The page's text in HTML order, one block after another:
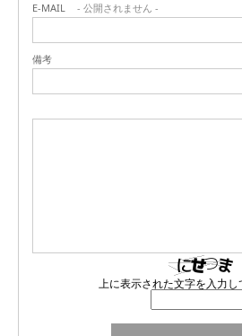
E-MAIL - 公開されません -
備考
上に表示された文字を入力し